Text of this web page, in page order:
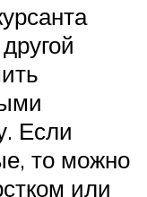
Если
то можно
или